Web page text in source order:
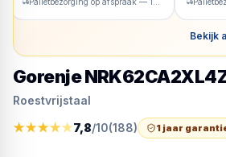
Bekijk
Gorenje
Roestvrijstaal
★★★★★7,8/10(188) 1 jaar